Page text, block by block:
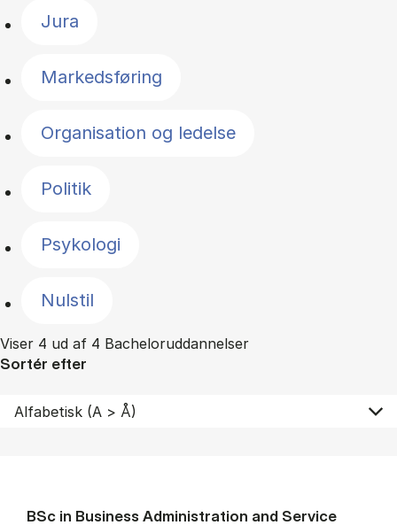
Jura
Markedsføring
Organisation og ledelse
Politik
Psykologi
Nulstil
Viser 4 ud af 4 Bacheloruddannelser
Sortér efter
BSc in Busi­ness Ad­min­is­tra­tion and Ser­vice